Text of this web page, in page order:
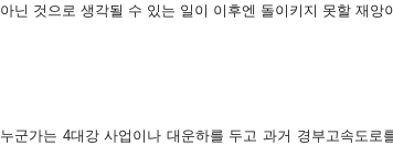
아닌 것으로 생각될 수 있는 일이 이후엔 돌이키지 못할 재앙
누군가는 4대강 사업이나 대운하를 두고 과거 경부고속도로